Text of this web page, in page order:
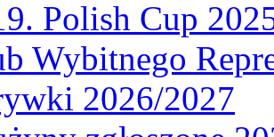
Polish Cup
Wybitnego
2026/2027